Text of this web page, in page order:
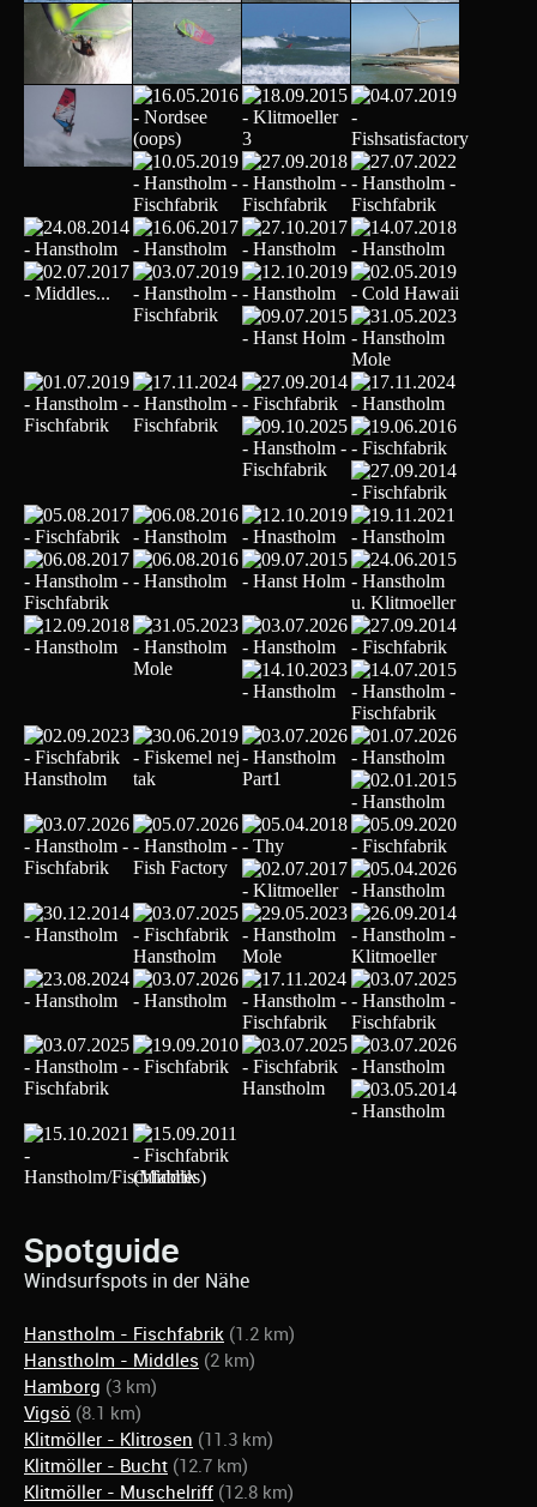
Spotguide
Windsurfspots in der Nähe
Hanstholm - Fischfabrik (1.2 km)
Hanstholm - Middles (2 km)
Hamborg (3 km)
Vigsö (8.1 km)
Klitmöller - Klitrosen (11.3 km)
Klitmöller - Bucht (12.7 km)
Klitmöller - Muschelriff (12.8 km)